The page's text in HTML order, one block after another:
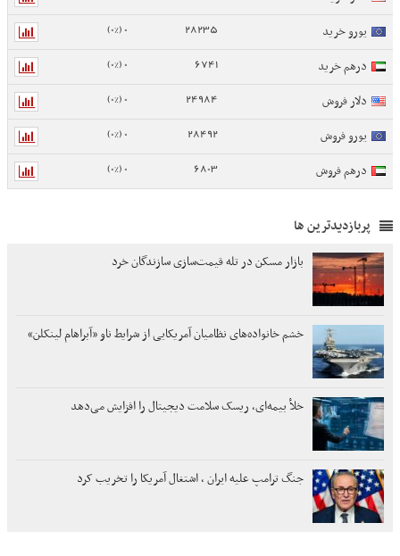
یورو خرید 28235
0 (0%)
درهم خرید 6741
0 (0%)
دلار فروش 24984
0 (0%)
یورو فروش 28492
0 (0%)
درهم فروش 6803
0 (0%)
پربازدیدترین ها
بازار مسکن در تله قیمت‌سازی سازندگان خرد
خشم خانواده‌های نظامیان آمریکایی از شرایط ناو «آبراهام لینکلن»
خلأ بیمه‌ای، ریسک سلامت دیجیتال را افزایش می‌دهد
جنگ ترامپ علیه ایران ، اشتغال آمریکا را تخریب کرد